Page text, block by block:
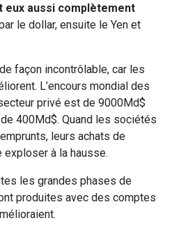
eux aussi complètement
le dollar, ensuite le Yen et
façon incontrôlable, car les
L’encours mondial des
privé est de 9000Md$
400Md$. Quand les sociétés
leurs achats de
à la hausse.
les grandes phases de
produites avec des comptes